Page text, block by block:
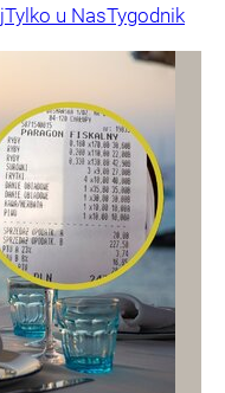
Tylko u NasTygodnik